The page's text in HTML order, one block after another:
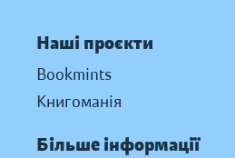
Наші проєкти
Bookmints
Книгоманія
Більше інформації